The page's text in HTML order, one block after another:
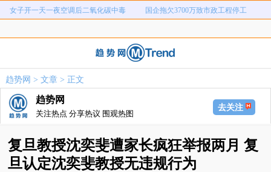
老坛酸菜用脚踩卫生堪忧
宇树科技中一签需缴7.54万元
富婆带资进组给自己硬加60多场吻戏 名创优品一次性内裤颜面尽失
弊犯罪 元
女子开一天一夜空调后二氧化碳中毒 国企拖欠3700万致市政工程停工
趋势网 > 文章> 正文
趋势网
关注热点 分享热议 围观热图
去关注
复旦教授沈奕斐遭家长疯狂举报两月 复
旦认定沈奕斐教授无违规行为